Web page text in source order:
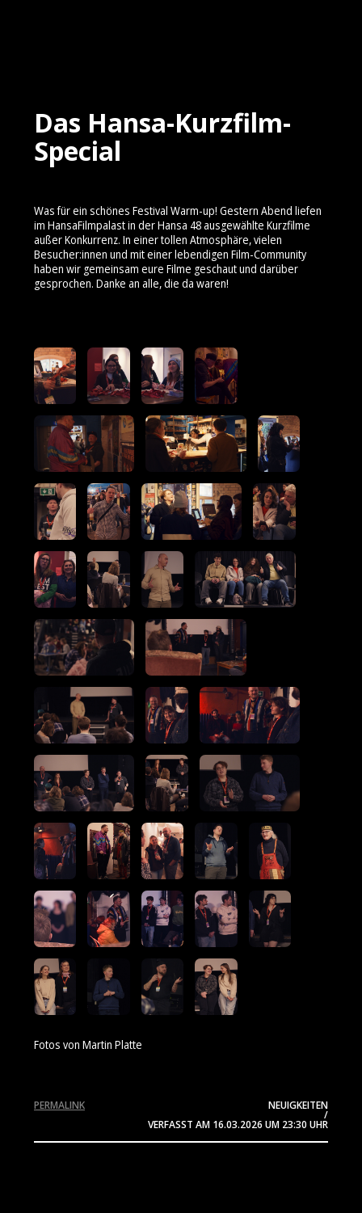
Das Hansa-Kurzfilm-
Special
Was für ein schönes Festival Warm-up! Gestern Abend liefen
im HansaFilmpalast in der Hansa 48 ausgewählte Kurzfilme
außer Konkurrenz. In einer tollen Atmosphäre, vielen
Besucher:innen und mit einer lebendigen Film-Community
haben wir gemeinsam eure Filme geschaut und darüber
gesprochen. Danke an alle, die da waren!
Fotos von Martin Platte
NEUIGKEITEN
/
VERFASST AM 16.03.2026 UM 23:30 UHR
PERMALINK